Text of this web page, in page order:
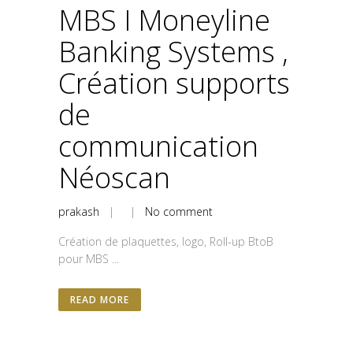
MBS I Moneyline
Banking Systems ,
Création supports
de
communication
Néoscan
prakash | | No comment
Création de plaquettes, logo, Roll-up BtoB
pour MBS ...
READ MORE